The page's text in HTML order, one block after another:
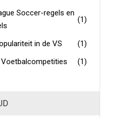
Soccer-regels en
(1)
in de VS
(1)
(1)